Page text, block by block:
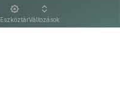
EszköztárVáltozások